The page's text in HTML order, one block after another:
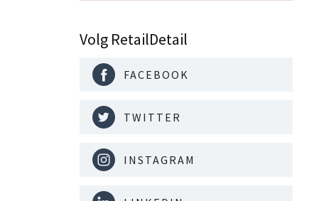
Volg RetailDetail
FACEBOOK
TWITTER
INSTAGRAM